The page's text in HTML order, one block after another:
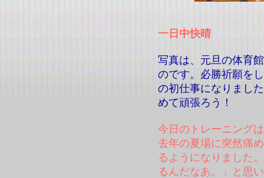
一日中快晴
写真は、元旦の体育
のです。必勝祈願を
の初仕事になりまし
めて頑張ろう！
今日のトレーニング
去年の夏場に突然痛
るようになりました
るんだなあ。」と思